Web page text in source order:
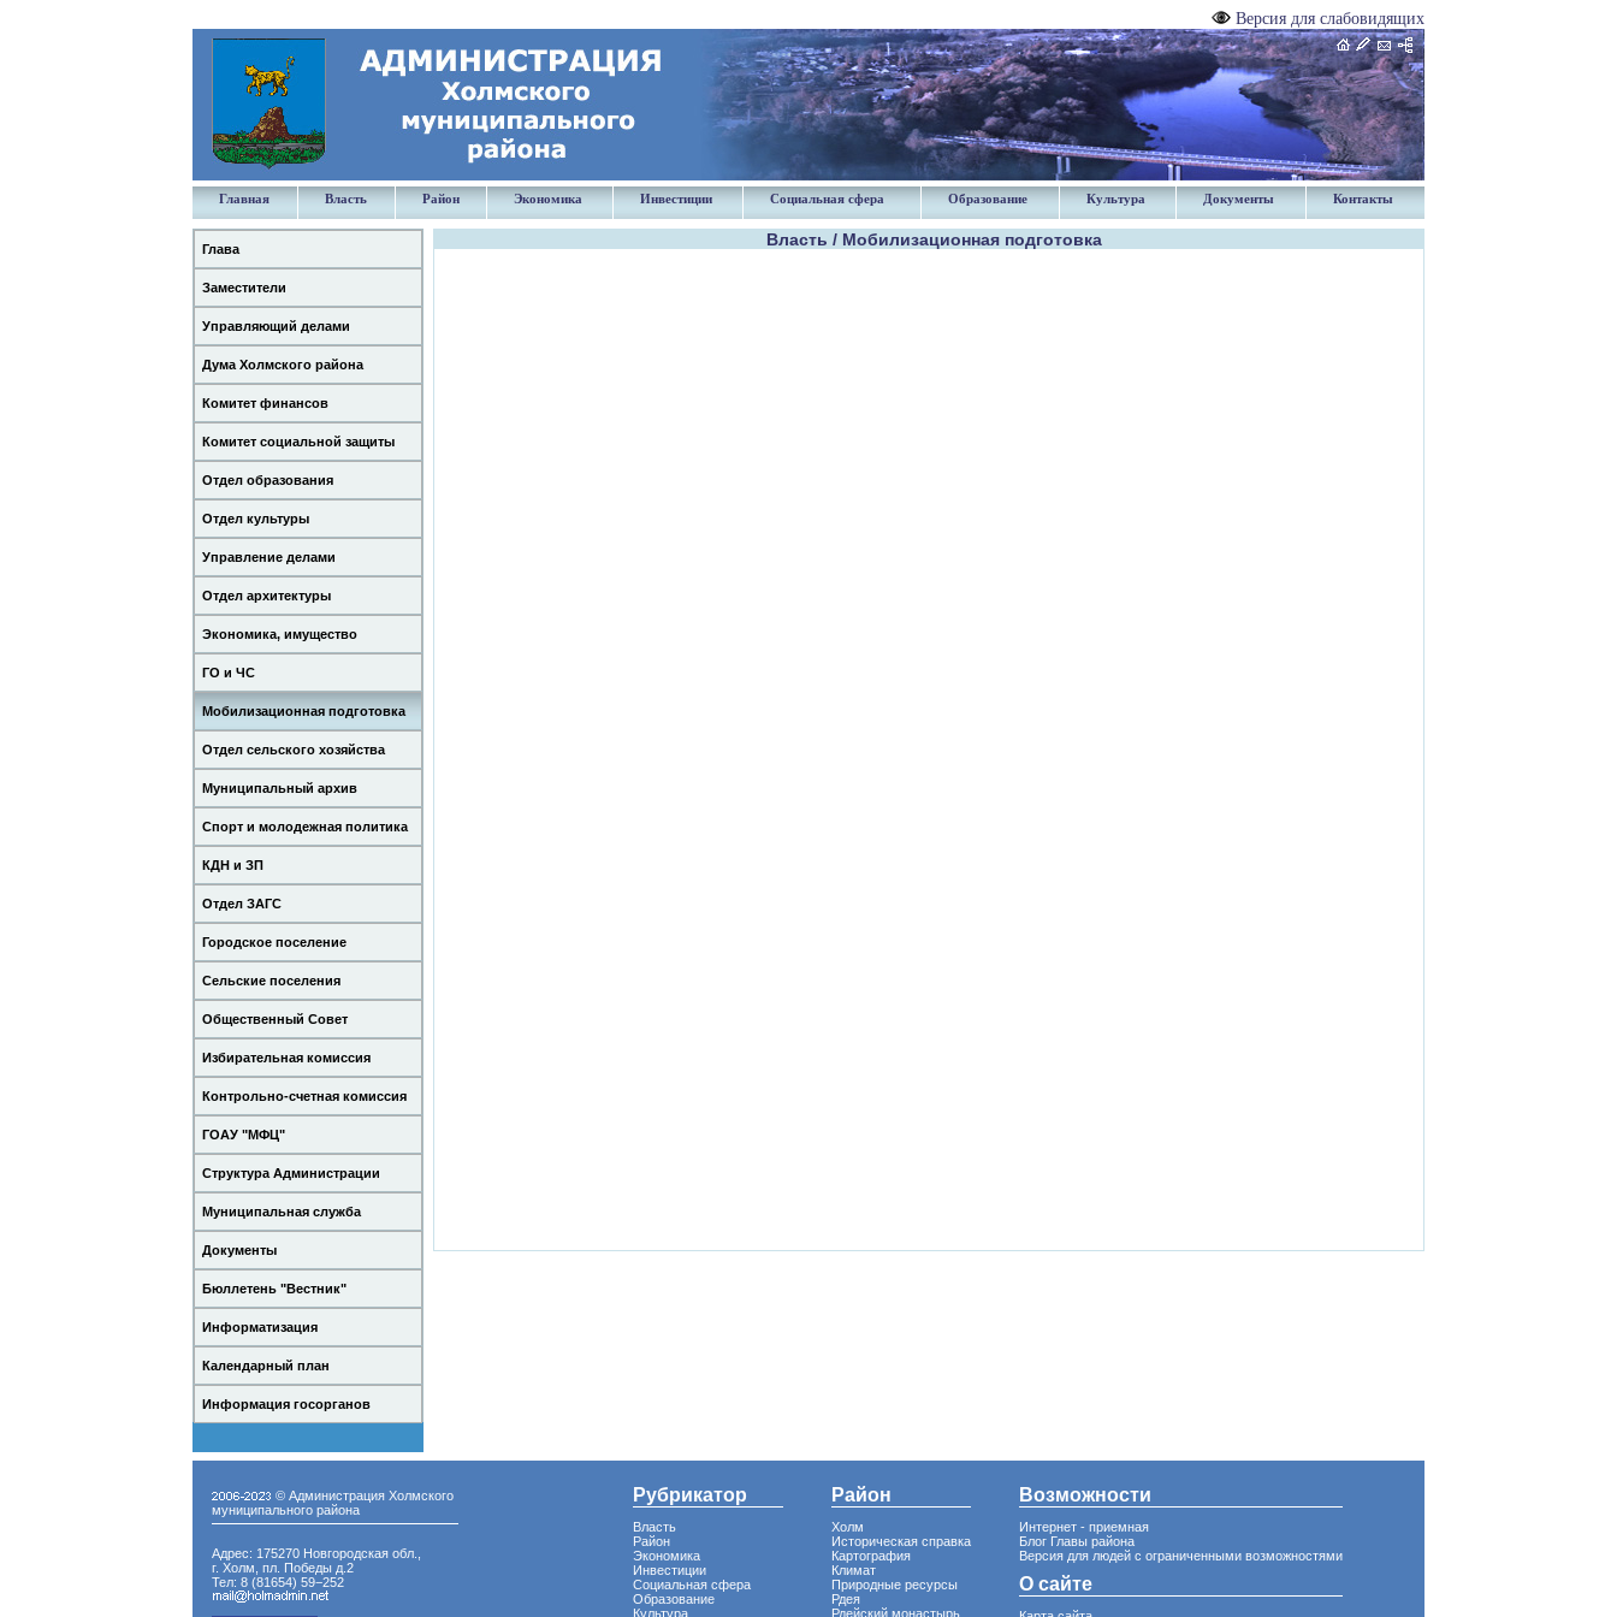
Версия для слабовидящих
Главная Власть Район Экономика Инвестиции Социальная сфера Образование Культура Документы Контакты
Глава
Заместители
Управляющий делами
Дума Холмского района
Комитет финансов
Комитет социальной защиты
Отдел образования
Отдел культуры
Управление делами
Отдел архитектуры
Экономика, имущество
ГО и ЧС
Мобилизационная подготовка
Отдел сельского хозяйства
Муниципальный архив
Спорт и молодежная политика
КДН и ЗП
Отдел ЗАГС
Городское поселение
Сельские поселения
Общественный Совет
Избирательная комиссия
Контрольно-счетная комиссия
ГОАУ "МФЦ"
Структура Администрации
Муниципальная служба
Документы
Бюллетень "Вестник"
Информатизация
Календарный план
Информация госорганов
Власть / Мобилизационная подготовка
© Администрация Холмского
муниципального района
Адрес: 175270 Новгородская обл.,
г. Холм, пл. Победы д.2
Тел: 8 (81654) 59−252
Рубрикатор
Власть
Район
Экономика
Инвестиции
Социальная сфера
Образование
Культура
Район
Холм
Историческая справка
Картография
Климат
Природные ресурсы
Рдея
Рдейский монастырь
Возможности
Интернет - приемная
Блог Главы района
Версия для людей с ограниченными возможностями
О сайте